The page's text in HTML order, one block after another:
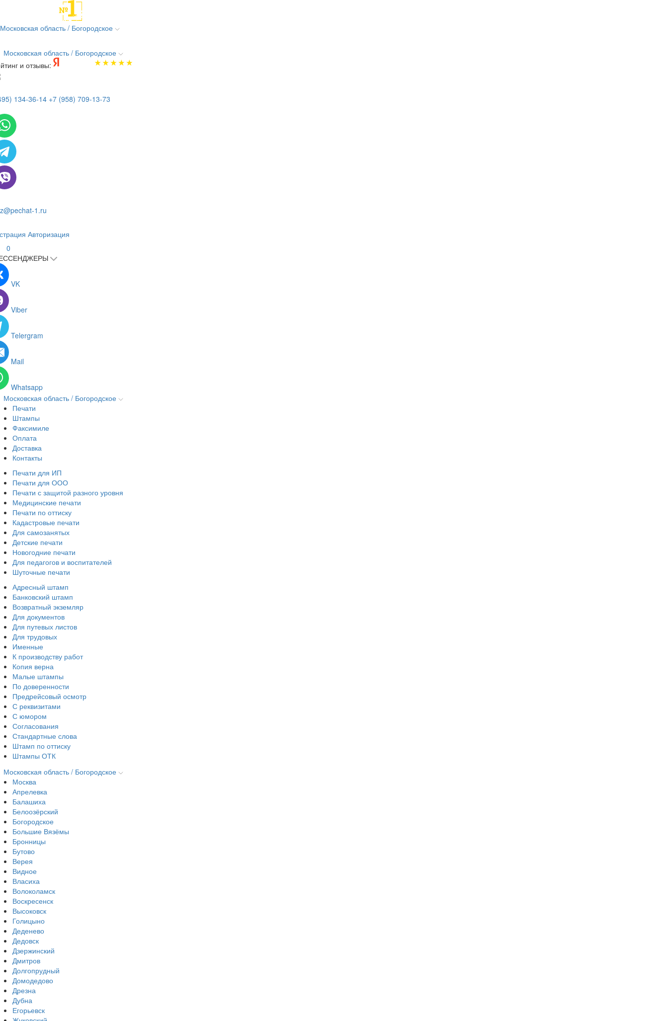
Московская область / Богородское
Московская область / Богородское
и отзывы:
134-36-14 +7 (958) 709-13-73
1.ru
Авторизация
0
VK
Viber
Telergram
Mail
Whatsapp
Московская область / Богородское
Печати
Штампы
Факсимиле
Оплата
Доставка
Контакты
Печати для ИП
Печати для ООО
Печати с защитой разного уровня
Медицинские печати
Печати по оттиску
Кадастровые печати
Для самозанятых
Детские печати
Новогодние печати
Для педагогов и воспитателей
Шуточные печати
Адресный штамп
Банковский штамп
Возвратный экземляр
Для документов
Для путевых листов
Для трудовых
Именные
К производству работ
Копия верна
Малые штампы
По доверенности
Предрейсовый осмотр
С реквизитами
С юмором
Согласования
Стандартные слова
Штамп по оттиску
Штампы ОТК
Московская область / Богородское
Москва
Апрелевка
Балашиха
Белоозёрский
Богородское
Большие Вязёмы
Бронницы
Бутово
Верея
Видное
Власиха
Волоколамск
Воскресенск
Высоковск
Голицыно
Деденево
Дедовск
Дзержинский
Дмитров
Долгопрудный
Домодедово
Дрезна
Дубна
Егорьевск